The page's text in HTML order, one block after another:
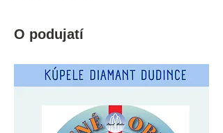
O podujatí